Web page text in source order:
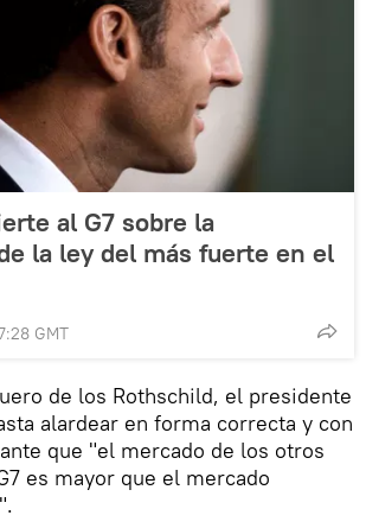
al G7 sobre la
la ley del más fuerte en el
GMT
de los Rothschild, el presidente
alardear en forma correcta y con
que "el mercado de los otros
es mayor que el mercado